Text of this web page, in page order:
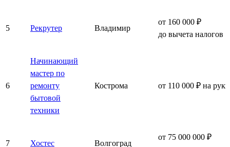
5 Рекрутер Владимир
от 160 000 ₽
до вычета налогов
6
Начинающий
мастер по
ремонту
бытовой
техники
Кострома от 110 000 ₽ на руки
7 Хостес Волгоград
от 75 000 000 ₽